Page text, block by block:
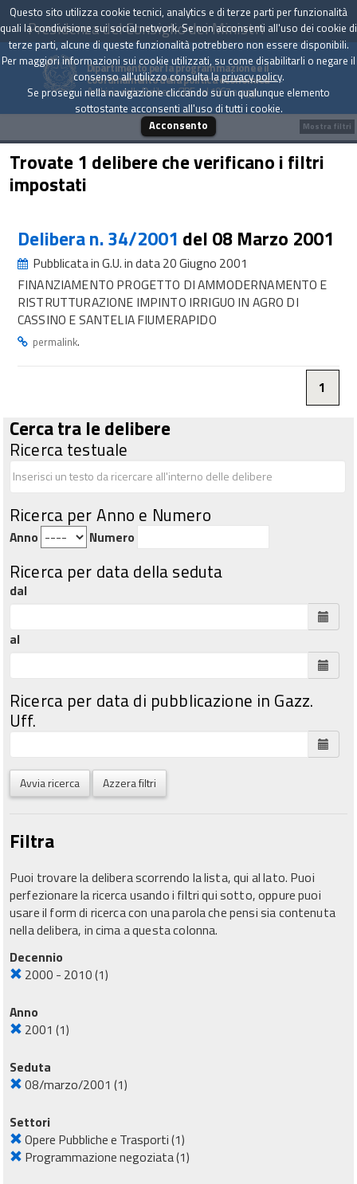
Presidenza del Consiglio dei Ministri
Dipartimento per la programmazione e il
coordinamento della politica economica
Archivio delle Delibere CIPE dal 1967 a oggi
Trovate 1 delibere che verificano i filtri
impostati
Delibera n. 34/2001 del 08 Marzo 2001
Pubblicata in G.U. in data 20 Giugno 2001
FINANZIAMENTO PROGETTO DI AMMODERNAMENTO E
RISTRUTTURAZIONE IMPINTO IRRIGUO IN AGRO DI
CASSINO E SANTELIA FIUMERAPIDO
permalink.
1
Cerca tra le delibere
Ricerca testuale
Ricerca per Anno e Numero
Anno Numero
Ricerca per data della seduta
dal
al
Ricerca per data di pubblicazione in Gazz.
Uff.
Avvia ricerca Azzera filtri
Filtra
Puoi trovare la delibera scorrendo la lista, qui al lato. Puoi
perfezionare la ricerca usando i filtri qui sotto, oppure puoi
usare il form di ricerca con una parola che pensi sia contenuta
nella delibera, in cima a questa colonna.
Decennio
2000 - 2010(1)
Anno
2001 (1)
Seduta
08/marzo/2001 (1)
Settori
Opere Pubbliche e Trasporti(1)
Programmazione negoziata(1)
Mostra filtri
Questo sito utilizza cookie tecnici, analytics e di terze parti per funzionalità
quali la condivisione sui social network. Se non acconsenti all'uso dei cookie di
terze parti, alcune di queste funzionalità potrebbero non essere disponibili.
Per maggiori informazioni sui cookie utilizzati, su come disabilitarli o negare il
consenso all'utilizzo consulta laprivacy policy.
Se prosegui nella navigazione cliccando su un qualunque elemento
sottostante acconsenti all'uso di tutti i cookie.
Acconsento